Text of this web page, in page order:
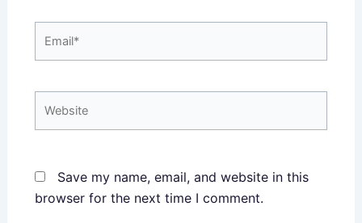
Save my name, email, and website in this
browser for the next time I comment.